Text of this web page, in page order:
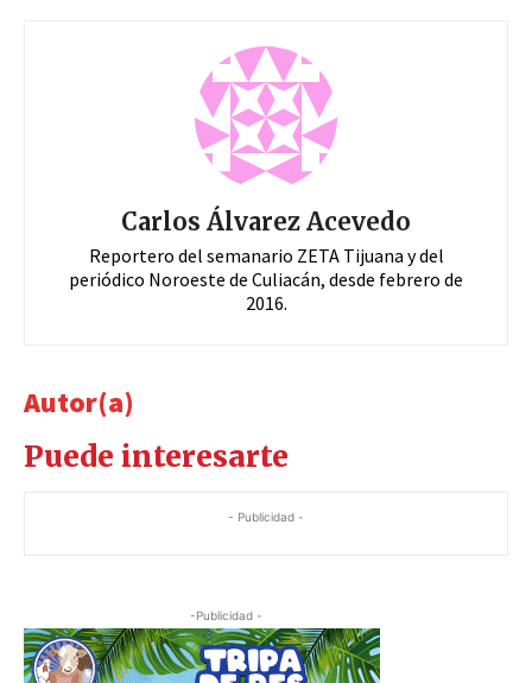
Carlos Álvarez Acevedo
Reportero del semanario ZETA Tijuana y del
periódico Noroeste de Culiacán, desde febrero de
2016.
Autor(a)
Puede interesarte
- Publicidad -
-Publicidad -